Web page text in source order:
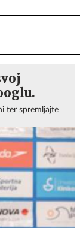
ter spremljajte